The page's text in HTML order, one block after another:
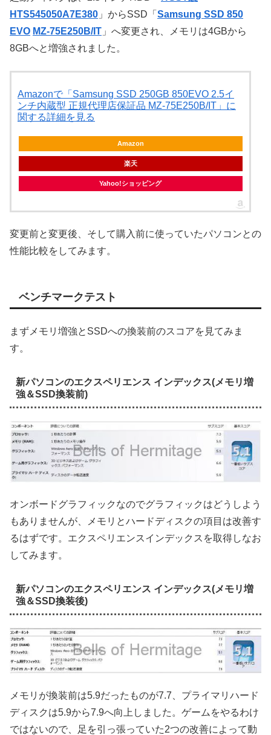
HTS545050A7E380 」からSSD「 Samsung SSD 850
EVO MZ-75E250B/IT 」へ変更され、メモリは4GBから
8GBへと増強されました。
Amazonで「Samsung SSD 250GB 850EVO 2.5イ
ンチ内蔵型 正規代理店保証品 MZ-75E250B/IT」に
関する詳細を見る
Amazon
楽天
Yahoo!ショッピング
変更前と変更後、そして購入前に使っていたパソコンとの
性能比較をしてみます。
ベンチマークテスト
まずメモリ増強とSSDへの換装前のスコアを見てみま
す。
新パソコンのエクスペリエンス インデックス(メモリ増
強＆SSD換装前)
オンボードグラフィックなのでグラフィックはどうしよう
もありませんが、メモリとハードディスクの項目は改善す
るはずです。エクスペリエンスインデックスを取得しなお
してみます。
新パソコンのエクスペリエンス インデックス(メモリ増
強＆SSD換装後)
メモリが換装前は5.9だったものが7.7、プライマリハード
ディスクは5.9から7.9へ向上しました。ゲームをやるわけ
ではないので、足を引っ張っていた2つの改善によって動